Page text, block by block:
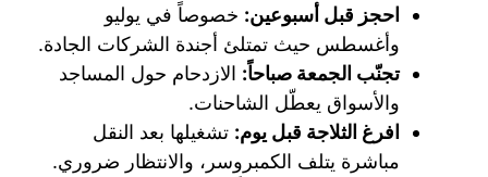
احجز قبل أسبوعين: خصوصاً في يوليو
وأغسطس حيث تمتلئ أجندة الشركات الجادة.
تجنّب الجمعة صباحاً: الازدحام حول المساجد
والأسواق يعطّل الشاحنات.
افرغ الثلاجة قبل يوم: تشغيلها بعد النقل
مباشرة يتلف الكمبروسر، والانتظار ضروري.